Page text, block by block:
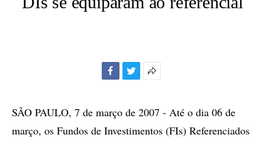
compartilhamento
SÃO PAULO, 7 de março de 2007 - Até o dia 06 de
março, os Fundos de Investimentos (FIs) Referenciados